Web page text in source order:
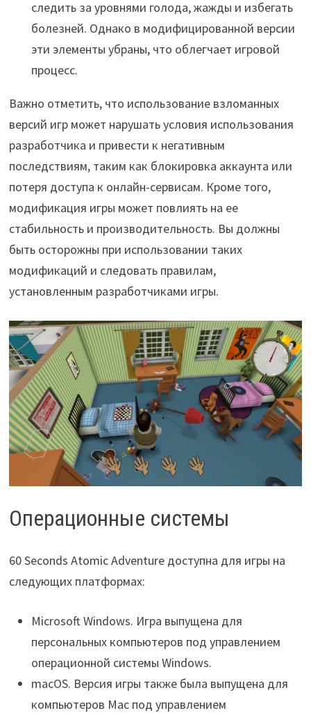
следить за уровнями голода, жажды и избегать
болезней. Однако в модифицированной версии
эти элементы убраны, что облегчает игровой
процесс.
Важно отметить, что использование взломанных
версий игр может нарушать условия использования
разработчика и привести к негативным
последствиям, таким как блокировка аккаунта или
потеря доступа к онлайн-сервисам. Кроме того,
модификация игры может повлиять на ее
стабильность и производительность. Вы должны
быть осторожны при использовании таких
модификаций и следовать правилам,
установленным разработчиками игры.
Операционные системы
60 Seconds Atomic Adventure доступна для игры на
следующих платформах:
Microsoft Windows. Игра выпущена для
персональных компьютеров под управлением
операционной системы Windows.
macOS. Версия игры также была выпущена для
компьютеров Mac под управлением